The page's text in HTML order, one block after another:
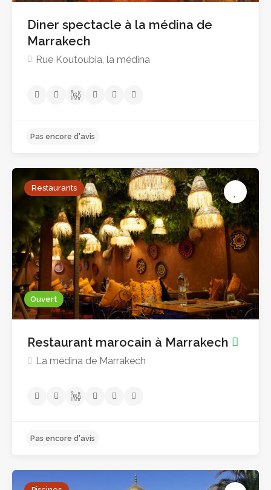
Diner spectacle à la médina de
Marrakech
Rue Koutoubia, la médina
Pas encore d'avis
Ouvert
Restaurants
Restaurant marocain à Marrakech
La médina de Marrakech